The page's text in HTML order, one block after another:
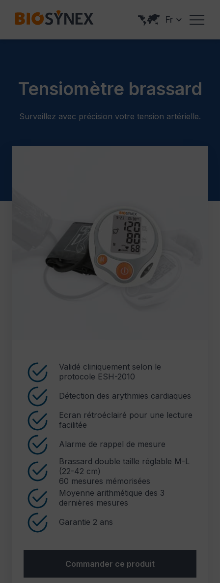
Fr
Tensiomètre brassard
Surveillez avec précision votre tension artérielle.
Validé cliniquement selon le
protocole ESH-2010
Détection des arythmies cardiaques
Ecran rétroéclairé pour une lecture
facilitée
Alarme de rappel de mesure
Brassard double taille réglable M-L
(22-42 cm)
60 mesures mémorisées
Moyenne arithmétique des 3
dernières mesures
Garantie 2 ans
Commander ce produit